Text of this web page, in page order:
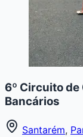
6º Circuito
Bancários
Santarém,